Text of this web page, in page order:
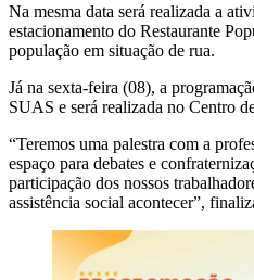
Na mesma data será realizada a
estacionamento do Restaurante
população em situação de rua.
Já na sexta-feira (08), a
SUAS e será realizada no Centro
“Teremos uma palestra com a
espaço para debates e
participação dos nossos
assistência social acontecer”,